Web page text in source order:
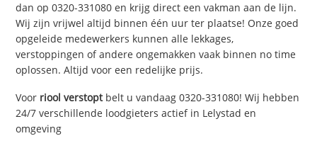
dan op 0320-331080 en krijg direct een vakman aan de lijn.
Wij zijn vrijwel altijd binnen één uur ter plaatse! Onze goed
opgeleide medewerkers kunnen alle lekkages,
verstoppingen of andere ongemakken vaak binnen no time
oplossen. Altijd voor een redelijke prijs.
Voor riool verstoptbelt u vandaag 0320-331080! Wij hebben
24/7 verschillende loodgieters actief in Lelystad en
omgeving